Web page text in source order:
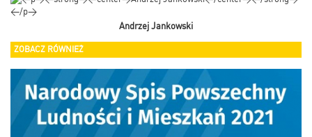
Andrzej Jankowski
ZOBACZ RÓWNIEŻ